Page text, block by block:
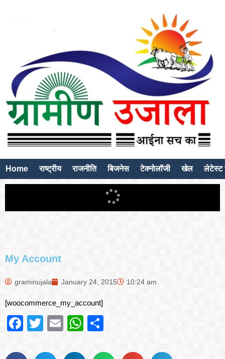
Home राष्ट्रीय राजनीति बिजनेस टेक्नोलॉजी खेल लेटेस्ट
My Account
graminujala January 24, 2015 10:24 am
[woocommerce_my_account]
Facebook
Twitter
EmailWhatsApp